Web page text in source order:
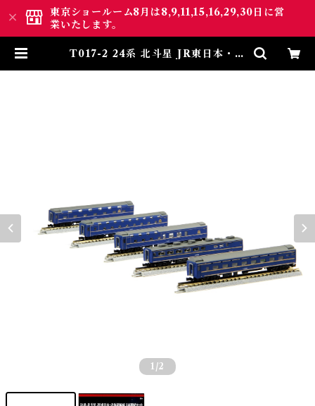
東京ショールーム8月は8,9,11,15,16,29,30日に営
業いたします。
T017-2 24系 北斗星 JR東日本・北
1 /2